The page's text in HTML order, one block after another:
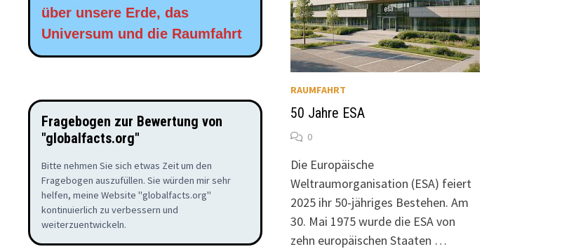
RAUMFAHRT
50 Jahre ESA
0
Die Europäische
Weltraumorganisation (ESA) feiert
2025 ihr 50-jähriges Bestehen. Am
30. Mai 1975 wurde die ESA von
zehn europäischen Staaten …
über unsere Erde, das
Universum und die Raumfahrt
Fragebogen zur Bewertung von
"globalfacts.org"
Bitte nehmen Sie sich etwas Zeit um den
Fragebogen auszufüllen. Sie würden mir sehr
helfen, meine Website "globalfacts.org"
kontinuierlich zu verbessern und
weiterzuentwickeln.